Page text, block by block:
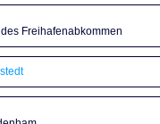
Freihafenabkommen